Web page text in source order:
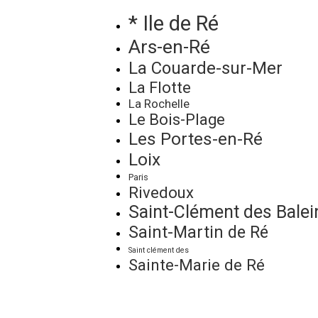
* Ile de Ré
Ars-en-Ré
La Couarde-sur-Mer
La Flotte
La Rochelle
Le Bois-Plage
Les Portes-en-Ré
Loix
Paris
Rivedoux
Saint-Clément des
Saint-Martin de Ré
Saint clément des
Sainte-Marie de Ré